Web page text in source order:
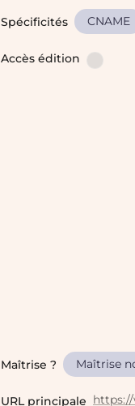
Spécificités CNAME
Accès édition
Maîtrise ? Maîtrise
URL principale